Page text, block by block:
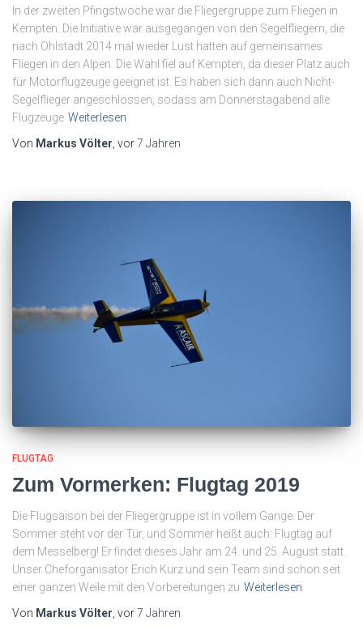
In der zweiten Pfingstwoche war die Fliegergruppe zum Fliegen in
Kempten. Die Initiative war ausgegangen von den Segelfliegern, die
nach Ohlstadt 2014 mal wieder Lust hatten auf gemeinsames
Fliegen in den Alpen. Die Wahl fiel auf Kempten, da dieser Platz auch
für Motorflugzeuge geeignet ist. Es haben sich dann auch Nicht-
Segelflieger angeschlossen, sodass am Donnerstagabend alle
Flugzeuge Weiterlesen
Von Markus Völter , vor7 Jahren
FLUGTAG
Zum Vormerken: Flugtag 2019
Die Flugsaison bei der Fliegergruppe ist in vollem Gange. Der
Sommer steht vor der Tür, und Sommer heißt auch: Flugtag auf
dem Messelberg! Er findet dieses Jahr am 24. und 25. August statt.
Unser Cheforganisator Erich Kurz und sein Team sind schon seit
einer ganzen Weile mit den Vorbereitungen zu Weiterlesen
Von Markus Völter , vor7 Jahren